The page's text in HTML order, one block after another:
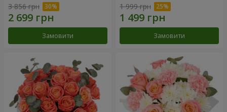
3 856 грн
Замовити
1 999 грн
Замовити